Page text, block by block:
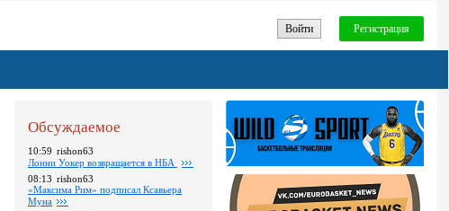
Войти Регистрация
Обсуждаемое
10:59 rishon63
Лонни Уокер возвращается в НБА
08:13 rishon63
«Максима Рим» подписал Ксавьера
Муна